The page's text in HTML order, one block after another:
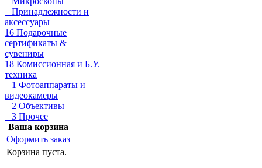
Принадлежности и
аксессуары
16 Подарочные
сертификаты &
сувениры
18 Комиссионная и Б.У.
техника
1 Фотоаппараты и
видеокамеры
2 Объективы
3 Прочее
Ваша корзина
Оформить заказ
Корзина пуста.